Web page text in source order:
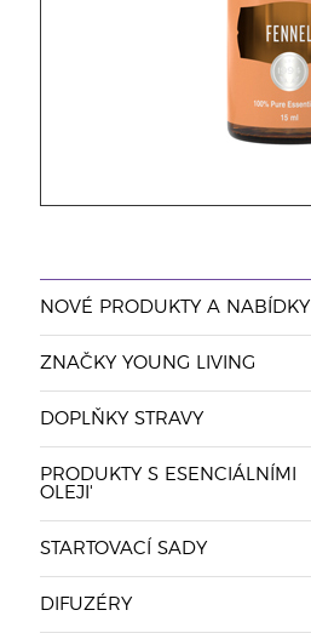
NOVÉ PRODUKTY A NABÍDKY
ZNAČKY YOUNG LIVING
DOPLŇKY STRAVY
PRODUKTY S ESENCIÁLNÍMI
OLEJI'
STARTOVACÍ SADY
DIFUZÉRY